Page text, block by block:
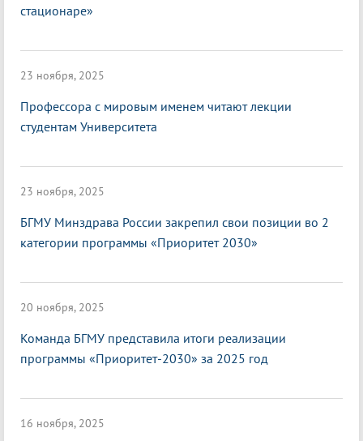
стационаре»
23 ноября, 2025
Профессора с мировым именем читают лекции
студентам Университета
23 ноября, 2025
БГМУ Минздрава России закрепил свои позиции во 2
категории программы «Приоритет 2030»
20 ноября, 2025
Команда БГМУ представила итоги реализации
программы «Приоритет-2030» за 2025 год
16 ноября, 2025